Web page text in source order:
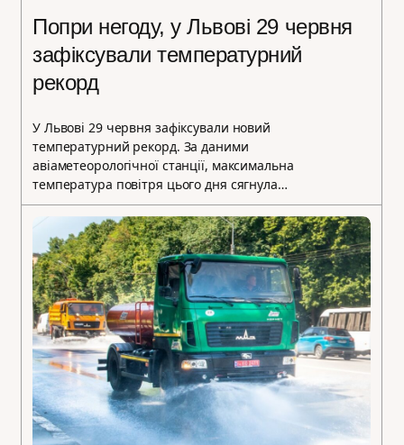
Попри негоду, у Львові 29 червня
зафіксували температурний
рекорд
У Львові 29 червня зафіксували новий
температурний рекорд. За даними
авіаметеорологічної станції, максимальна
температура повітря цього дня сягнула…